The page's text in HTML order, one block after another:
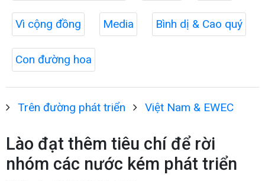
Vì cộng đồng Media Bình dị & Cao quý
Con đường hoa
Trên đường phát triển Việt Nam & EWEC
Lào đạt thêm tiêu chí để rời
nhóm các nước kém phát triển